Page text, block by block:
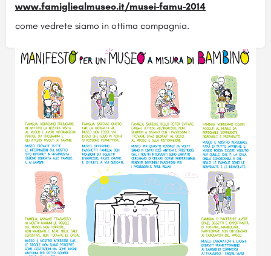
www.famigliealmuseo.it/musei-famu-2014
come vedrete siamo in ottima compagnia.